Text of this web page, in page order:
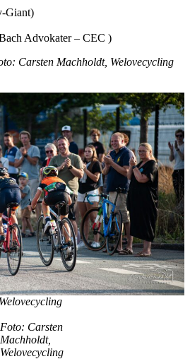
Giant)
Advokater – CEC )
Carsten Machholdt, Welovecycling
Foto: Carsten
Machholdt,
Welovecycling